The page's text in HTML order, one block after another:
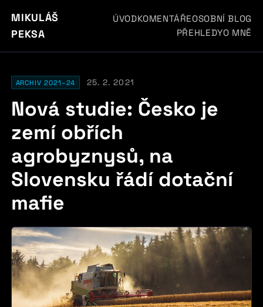
MIKULÁŠ
PEKSA
ÚVODKOMENTÁŘEOSOBNÍ BLOG
PŘEHLEDYO MNĚ
ARCHIV 2021–24 25. 2. 2021
Nová studie: Česko je
zemí obřích
agrobyznysů, na
Slovensku řádí dotační
mafie